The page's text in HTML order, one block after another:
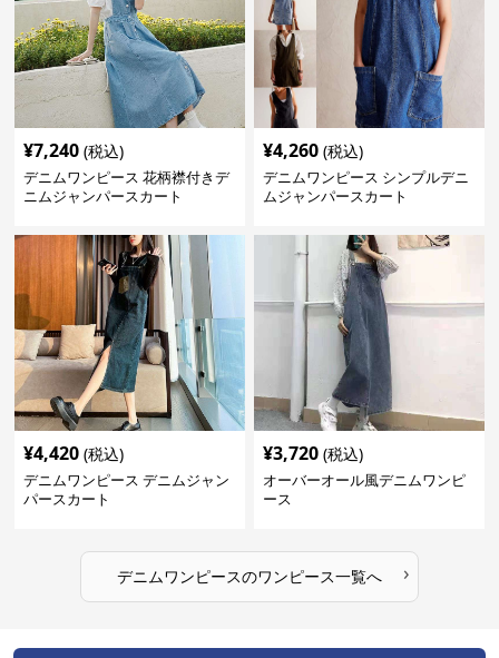
¥7,240 (税込)
デニムワンピース 花柄襟付きデ
ニムジャンパースカート
¥4,260 (税込)
デニムワンピース シンプルデニ
ムジャンパースカート
¥4,420 (税込)
デニムワンピース デニムジャン
パースカート
¥3,720 (税込)
オーバーオール風デニムワンピ
ース
デニムワンピースのワンピース一覧へ ›